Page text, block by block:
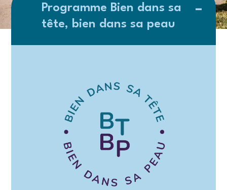
Programme Bien dans sa
tête, bien dans sa peau